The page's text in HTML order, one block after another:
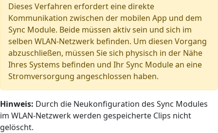
Dieses Verfahren erfordert eine direkte
Kommunikation zwischen der mobilen App und dem
Sync Module. Beide müssen aktiv sein und sich im
selben WLAN-Netzwerk befinden. Um diesen Vorgang
abzuschließen, müssen Sie sich physisch in der Nähe
Ihres Systems befinden und Ihr Sync Module an eine
Stromversorgung angeschlossen haben.
Hinweis: Durch die Neukonfiguration des Sync Modules
im WLAN-Netzwerk werden gespeicherte Clips nicht
gelöscht.